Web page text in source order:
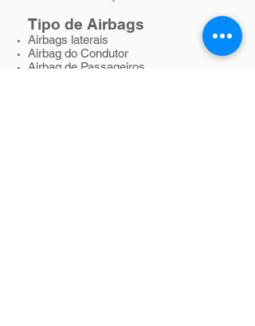
Tipo de Airbags
Airbags laterais
Airbag do Condutor
Airbag de Passageiros